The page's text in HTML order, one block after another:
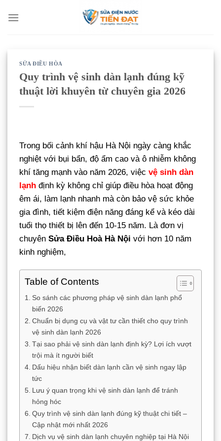
qua
SỬA ĐIỀU HÒA
Quy trình vệ sinh dàn lạnh đúng kỹ
thuật lời khuyên từ chuyên gia 2026
Trong bối cảnh khí hậu Hà Nội ngày càng khắc
nghiệt với bụi bẩn, độ ẩm cao và ô nhiễm không
khí tăng mạnh vào năm 2026, việc vệ sinh dàn
lạnh định kỳ không chỉ giúp điều hòa hoạt động
êm ái, làm lạnh nhanh mà còn bảo vệ sức khỏe
gia đình, tiết kiệm điện năng đáng kể và kéo dài
tuổi thọ thiết bị lên đến 10-15 năm. Là đơn vị
chuyên Sửa Điều Hoà Hà Nội với hơn 10 năm
kinh nghiệm,
Table of Contents
So sánh các phương pháp vệ sinh dàn lạnh phổ
biến 2026
Chuẩn bị dụng cụ và vật tư cần thiết cho quy trình
vệ sinh dàn lạnh 2026
Tại sao phải vệ sinh dàn lạnh định kỳ? Lợi ích vượt
trội mà ít người biết
Dấu hiệu nhận biết dàn lạnh cần vệ sinh ngay lập
tức
Lưu ý quan trọng khi vệ sinh dàn lạnh để tránh
hỏng hóc
Quy trình vệ sinh dàn lạnh đúng kỹ thuật chi tiết –
Cập nhật mới nhất 2026
Dịch vụ vệ sinh dàn lạnh chuyên nghiệp tại Hà Nội